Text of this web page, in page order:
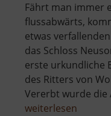
Fährt man immer
flussabwärts,
etwas
das Schloss
erste urkundliche
des Ritters von
Vererbt wurde die
weiterlesen